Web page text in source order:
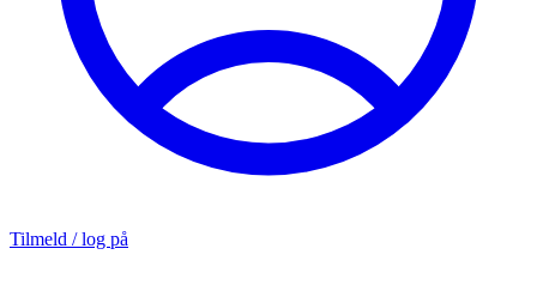
Tilmeld / log på